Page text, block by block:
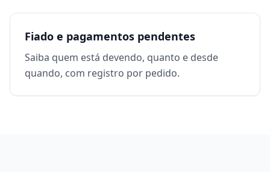
Fiado e pagamentos pendentes
Saiba quem está devendo, quanto e desde
quando, com registro por pedido.